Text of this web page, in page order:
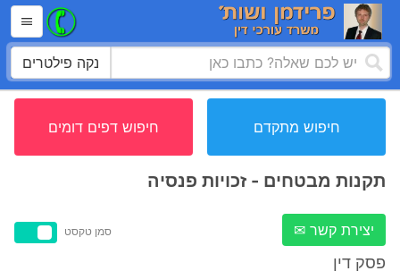
נקה פילטרים
חיפוש מתקדם חיפוש דפים דומים
תקנות מבטחים - זכויות פנסיה
יצירת קשר ✉ סמן טקסט
פסק דין